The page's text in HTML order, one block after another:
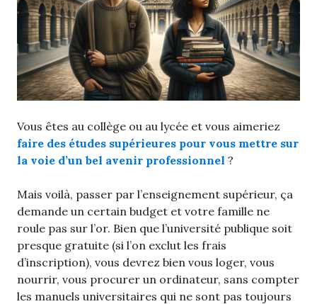
Vous êtes au collège ou au lycée et vous aimeriez
faire des études supérieures pour vous mettre sur
la voie d’un bel avenir professionnel ?
Mais voilà, passer par l’enseignement supérieur, ça
demande un certain budget et votre famille ne
roule pas sur l’or. Bien que l’université publique soit
presque gratuite (si l’on exclut les frais
d’inscription), vous devrez bien vous loger, vous
nourrir, vous procurer un ordinateur, sans compter
les manuels universitaires qui ne sont pas toujours